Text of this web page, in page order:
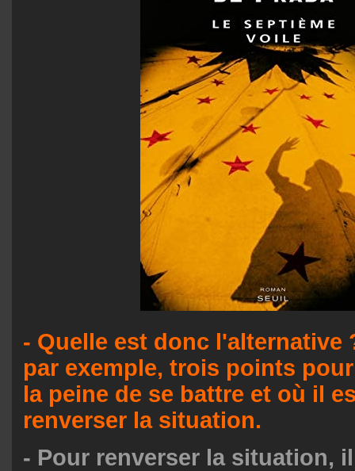
- Quelle est donc l'alternative
par exemple, trois points
la peine de se battre et où il
renverser la situation.
- Pour renverser la situation,